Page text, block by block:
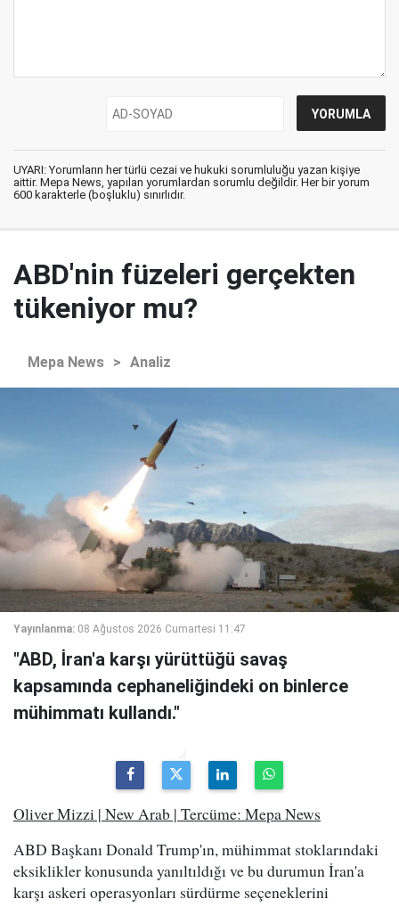
UYARI: Yorumların her türlü cezai ve hukuki sorumluluğu yazan kişiye
aittir. Mepa News, yapılan yorumlardan sorumlu değildir. Her bir yorum
600 karakterle (boşluklu) sınırlıdır.
ABD'nin füzeleri gerçekten
tükeniyor mu?
Mepa News > Analiz
Yayınlanma: 08 Ağustos 2026 Cumartesi 11:47
"ABD, İran'a karşı yürüttüğü savaş
kapsamında cephaneliğindeki on binlerce
mühimmatı kullandı."
Oliver Mizzi | New Arab | Tercüme: Mepa News
ABD Başkanı Donald Trump'ın, mühimmat stoklarındaki
eksiklikler konusunda yanıltıldığı ve bu durumun İran'a
karşı askeri operasyonları sürdürme seçeneklerini